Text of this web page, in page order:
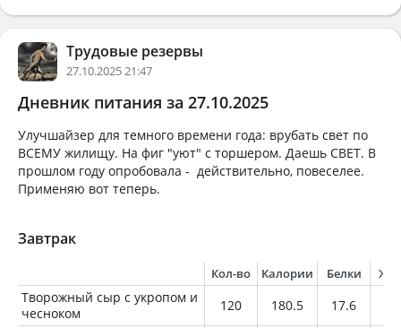
Трудовые резервы
27.10.2025 21:47
Дневник питания за 27.10.2025
Улучшайзер для темного времени года: врубать свет по
ВСЕМУ жилищу. На фиг "уют" с торшером. Даешь СВЕТ. В
прошлом году опробовала - действительно, повеселее.
Применяю вот теперь.
Завтрак
Кол-во Калории Белки
Творожный сыр с укропом и
чесноком
120 180.5 17.6